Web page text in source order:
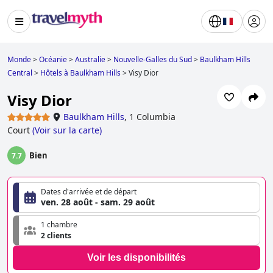
Monde>Océanie>Australie> Nouvelle-Galles du Sud> Baulkham Hills
Central > Hôtels à Baulkham Hills>Visy Dior
Visy Dior
Baulkham Hills, 1 Columbia
Court (Voir sur la carte)
7.7 Bien
Dates d'arrivée et de départ
ven. 28 août - sam. 29 août
1 chambre
2 clients
Voir les disponibilités